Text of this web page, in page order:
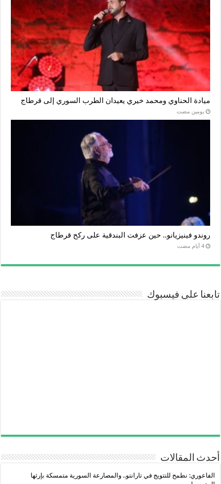
ميادة الحناوي ومحمد خيري يعيدان الطرب السوري إلى قرطاج
‏يومين مضت
روندو فينيزيانو.. حين عزفت البندقية على ركح قرطاج
‏4 أيام مضت
تابعنا على فيسبوك
أحدث المقالات
الفاعوري: نطمح للتتويج في تارانتو.. والمصارعة السورية متمسكة بإرثها